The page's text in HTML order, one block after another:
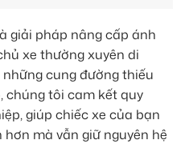
giải pháp nâng cấp ánh
xe thường xuyên di
cung đường thiếu
chúng tôi cam kết quy
giúp chiếc xe của bạn
mà vẫn giữ nguyên hệ